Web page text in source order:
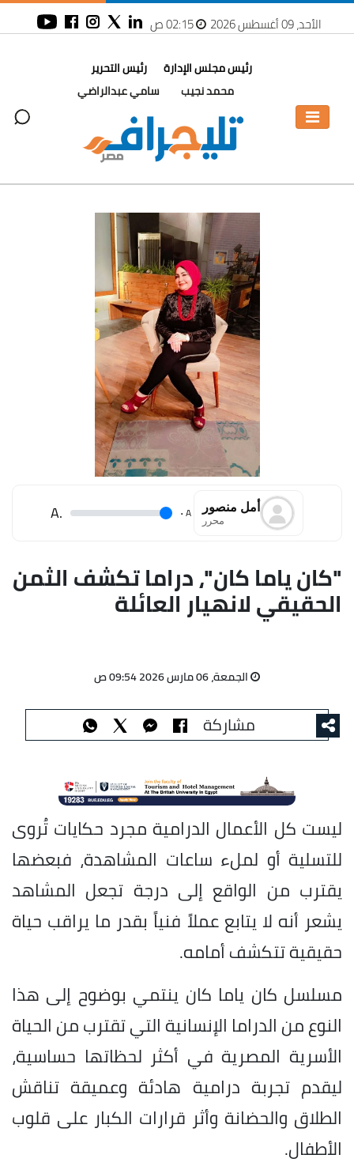
الأحد، 09 أغسطس 2026 02:15 ص
رئيس مجلس الإدارة
محمد نجيب
رئيس التحرير
سامي عبدالراضي
أمل منصور
محرر A
.
.A
"كان ياما كان"، دراما تكشف الثمن
الحقيقي لانهيار العائلة
الجمعة، 06 مارس 2026 09:54 ص
مشاركة
ليست كل الأعمال الدرامية مجرد حكايات تُروى
للتسلية أو لملء ساعات المشاهدة، فبعضها
يقترب من الواقع إلى درجة تجعل المشاهد
يشعر أنه لا يتابع عملاً فنياً بقدر ما يراقب حياة
حقيقية تتكشف أمامه.
مسلسل كان ياما كان ينتمي بوضوح إلى هذا
النوع من الدراما الإنسانية التي تقترب من الحياة
الأسرية المصرية في أكثر لحظاتها حساسية،
ليقدم تجربة درامية هادئة وعميقة تناقش
الطلاق والحضانة وأثر قرارات الكبار على قلوب
الأطفال.